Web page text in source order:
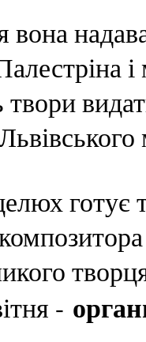
вона
твори
готує
-